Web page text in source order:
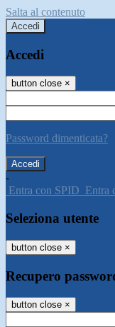
Salta al contenuto
Accedi
Accedi
button close ×
Password dimenticata?
-
Entra con SPID Entra
Seleziona utente
button close ×
Recupero
button close ×